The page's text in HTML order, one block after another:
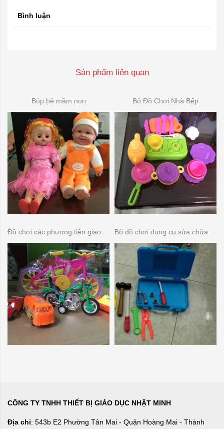
Bình luận
Sản phẩm liên quan
Búp bê mầm non Bộ Đồ Chơi Nhà Bếp
CÔNG TY TNHH THIẾT BỊ GIÁO DỤC NHẬT MINH
Địa chỉ: 543b E2 Phường Tân Mai - Quận Hoàng Mai - Thành